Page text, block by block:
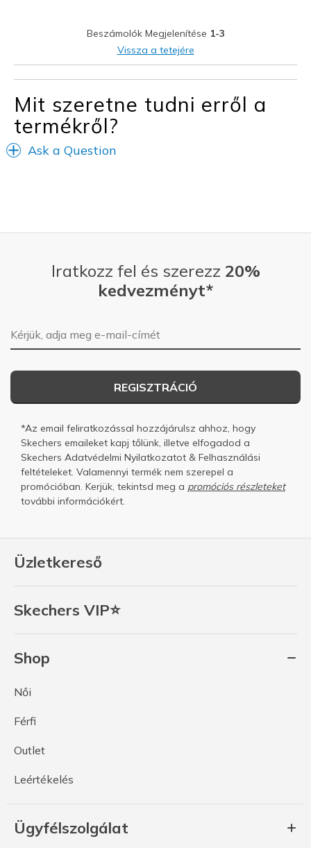
Feels true to size
Shoes are for Wearing
Beszámolók Megjelenítése 1-3
Vissza a tetejére
Mit szeretne tudni erről a
termékről?
Ask a Question
Üzletkereső
Skechers VIP⭐
Shop
Női
Férfi
Outlet
Leértékelés
Ügyfélszolgálat
Iratkozz fel és szerezz 20%
kedvezményt*
E-mail-cím
REGISZTRÁCIÓ
*Az email feliratkozással hozzájárulsz ahhoz, hogy
Skechers emaileket kapj tőlünk, illetve elfogadod a
Skechers Adatvédelmi Nyilatkozatot & Felhasználási
feltételeket. Valamennyi termék nem szerepel a
promócióban. Kerjük, tekintsd meg a promóciós részleteket
további információkért.